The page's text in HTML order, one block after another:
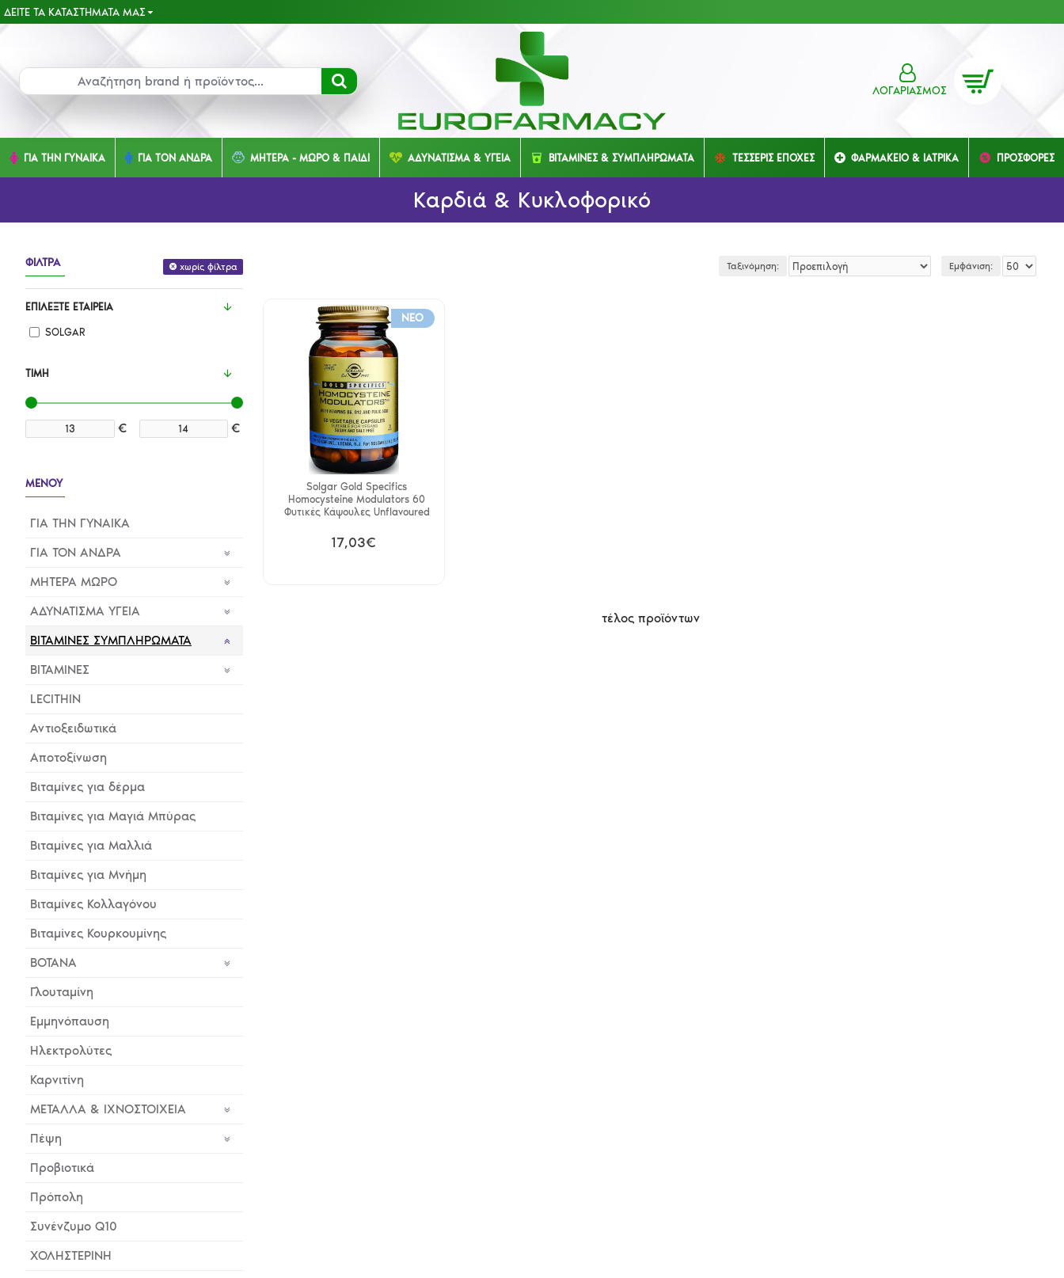
ΔΕΊΤΕ ΤΑ ΚΑΤΑΣΤΉΜΑΤΑ ΜΑΣ
ΛΟΓΑΡΙΑΣΜΌΣ
ΓΙΑ ΤΗΝ ΓΥΝΑΙΚΑ ΓΙΑ ΤΟΝ ΑΝΔΡΑ ΜΗΤΕΡΑ - ΜΩΡΟ & ΠΑΙΔΙ ΑΔΥΝΑΤΙΣΜΑ & ΥΓΕΙΑ ΒΙΤΑΜΙΝΕΣ & ΣΥΜΠΛΗΡΩΜΑΤΑ ΤΕΣΣΕΡΙΣ ΕΠΟΧΕΣ ΦΑΡΜΑΚΕΙΟ & ΙΑΤΡΙΚΑ ΠΡΟΣΦΟΡΕΣ
Καρδιά & Κυκλοφορικό
ΦΊΛΤΡΑ χωρίς φίλτρα
ΤΙΜΉ
€ €
ΕΠΙΛΈΞΤΕ ΕΤΑΙΡΕΊΑ
SOLGAR
ΜΕΝΟΥ
ΓΙΑ ΤΗΝ ΓΥΝΑΙΚΑ
ΓΙΑ ΤΟΝ ΑΝΔΡΑ
ΜΗΤΕΡΑ ΜΩΡΟ
ΑΔΥΝΑΤΙΣΜΑ ΥΓΕΙΑ
ΒΙΤΑΜΙΝΕΣ ΣΥΜΠΛΗΡΩΜΑΤΑ
BITAMINEΣ
LECITHIN
Αντιοξειδωτικά
Αποτοξίνωση
Βιταμίνες για δέρμα
Βιταμίνες για Μαγιά Μπύρας
Βιταμίνες για Μαλλιά
Βιταμίνες για Μνήμη
Βιταμίνες Κολλαγόνου
Βιταμίνες Κουρκουμίνης
ΒΟΤΑΝΑ
Γλουταμίνη
Εμμηνόπαυση
Ηλεκτρολύτες
Καρνιτίνη
ΜΕΤΑΛΛΑ & ΙΧΝΟΣΤΟΙΧΕΙΑ
Πέψη
Προβιοτικά
Πρόπολη
Συνένζυμο Q10
ΧΟΛΗΣΤΕΡΙΝΗ
Ταξινόμηση: Εμφάνιση:
NEO
Solgar Gold Specifics
Homocysteine Modulators 60
Φυτικές Κάψουλες Unflavoured
17,03€
τέλος προϊόντων